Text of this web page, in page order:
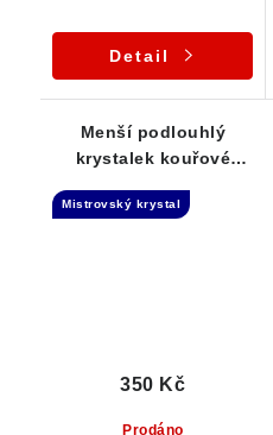
Detail
Menší podlouhlý
krystalek kouřové
Mistrovský krystal
Prodáno
350 Kč